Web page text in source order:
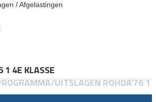
/ Afgelastingen
1 4E KLASSE
UITSLAGEN ROHDA'76 1